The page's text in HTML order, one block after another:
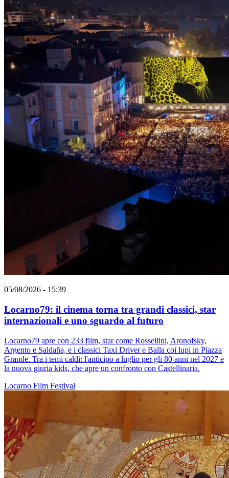
05/08/2026 - 15:39
Locarno79: il cinema torna tra grandi classici, star
internazionali e uno sguardo al futuro
Locarno79 apre con 233 film, star come Rossellini, Aronofsky,
Argento e Saldaña, e i classici Taxi Driver e Balla coi lupi in Piazza
Grande. Tra i temi caldi: l'anticipo a luglio per gli 80 anni nel 2027 e
la nuova giuria kids, che apre un confronto con Castellinaria.
Locarno Film Festival